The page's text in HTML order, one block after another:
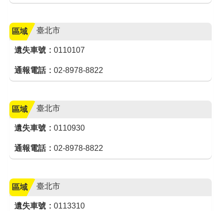
區域 臺北市
遺失車號 0110107
通報電話 02-8978-8822
區域 臺北市
遺失車號 0110930
通報電話 02-8978-8822
區域 臺北市
遺失車號 0113310